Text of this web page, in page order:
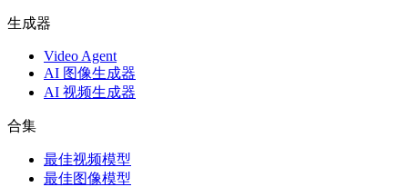
生成器
Video Agent
AI 图像生成器
AI 视频生成器
合集
最佳视频模型
最佳图像模型